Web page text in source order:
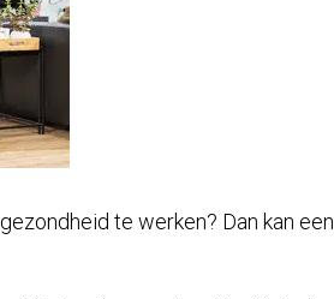
te werken? Dan kan een